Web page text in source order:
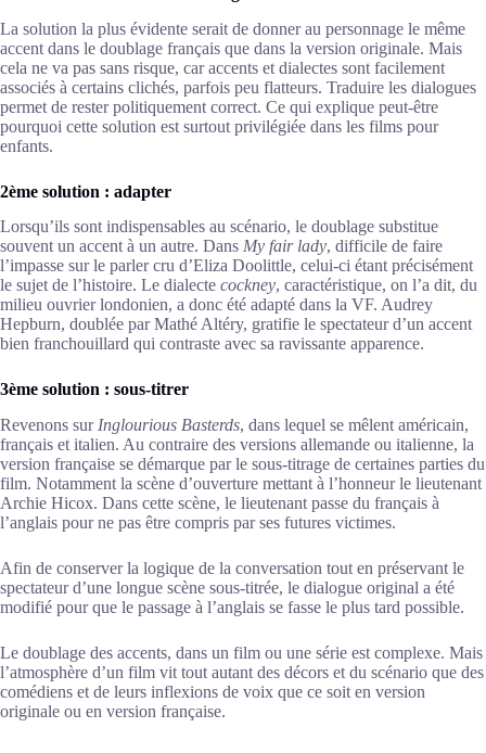
La solution la plus évidente serait de donner au personnage le même
accent dans le doublage français que dans la version originale. Mais
cela ne va pas sans risque, car accents et dialectes sont facilement
associés à certains clichés, parfois peu flatteurs. Traduire les dialogues
permet de rester politiquement correct. Ce qui explique peut-être
pourquoi cette solution est surtout privilégiée dans les films pour
enfants.
2ème solution : adapter
Lorsqu’ils sont indispensables au scénario, le doublage substitue
souvent un accent à un autre. Dans My fair lady, difficile de faire
l’impasse sur le parler cru d’Eliza Doolittle, celui-ci étant précisément
le sujet de l’histoire. Le dialecte cockney, caractéristique, on l’a dit, du
milieu ouvrier londonien, a donc été adapté dans la VF. Audrey
Hepburn, doublée par Mathé Altéry, gratifie le spectateur d’un accent
bien franchouillard qui contraste avec sa ravissante apparence.
3ème solution : sous-titrer
Revenons sur Inglourious Basterds, dans lequel se mêlent américain,
français et italien. Au contraire des versions allemande ou italienne, la
version française se démarque par le sous-titrage de certaines parties du
film. Notamment la scène d’ouverture mettant à l’honneur le lieutenant
Archie Hicox. Dans cette scène, le lieutenant passe du français à
l’anglais pour ne pas être compris par ses futures victimes.
Afin de conserver la logique de la conversation tout en préservant le
spectateur d’une longue scène sous-titrée, le dialogue original a été
modifié pour que le passage à l’anglais se fasse le plus tard possible.
Le doublage des accents, dans un film ou une série est complexe. Mais
l’atmosphère d’un film vit tout autant des décors et du scénario que des
comédiens et de leurs inflexions de voix que ce soit en version
originale ou en version française.